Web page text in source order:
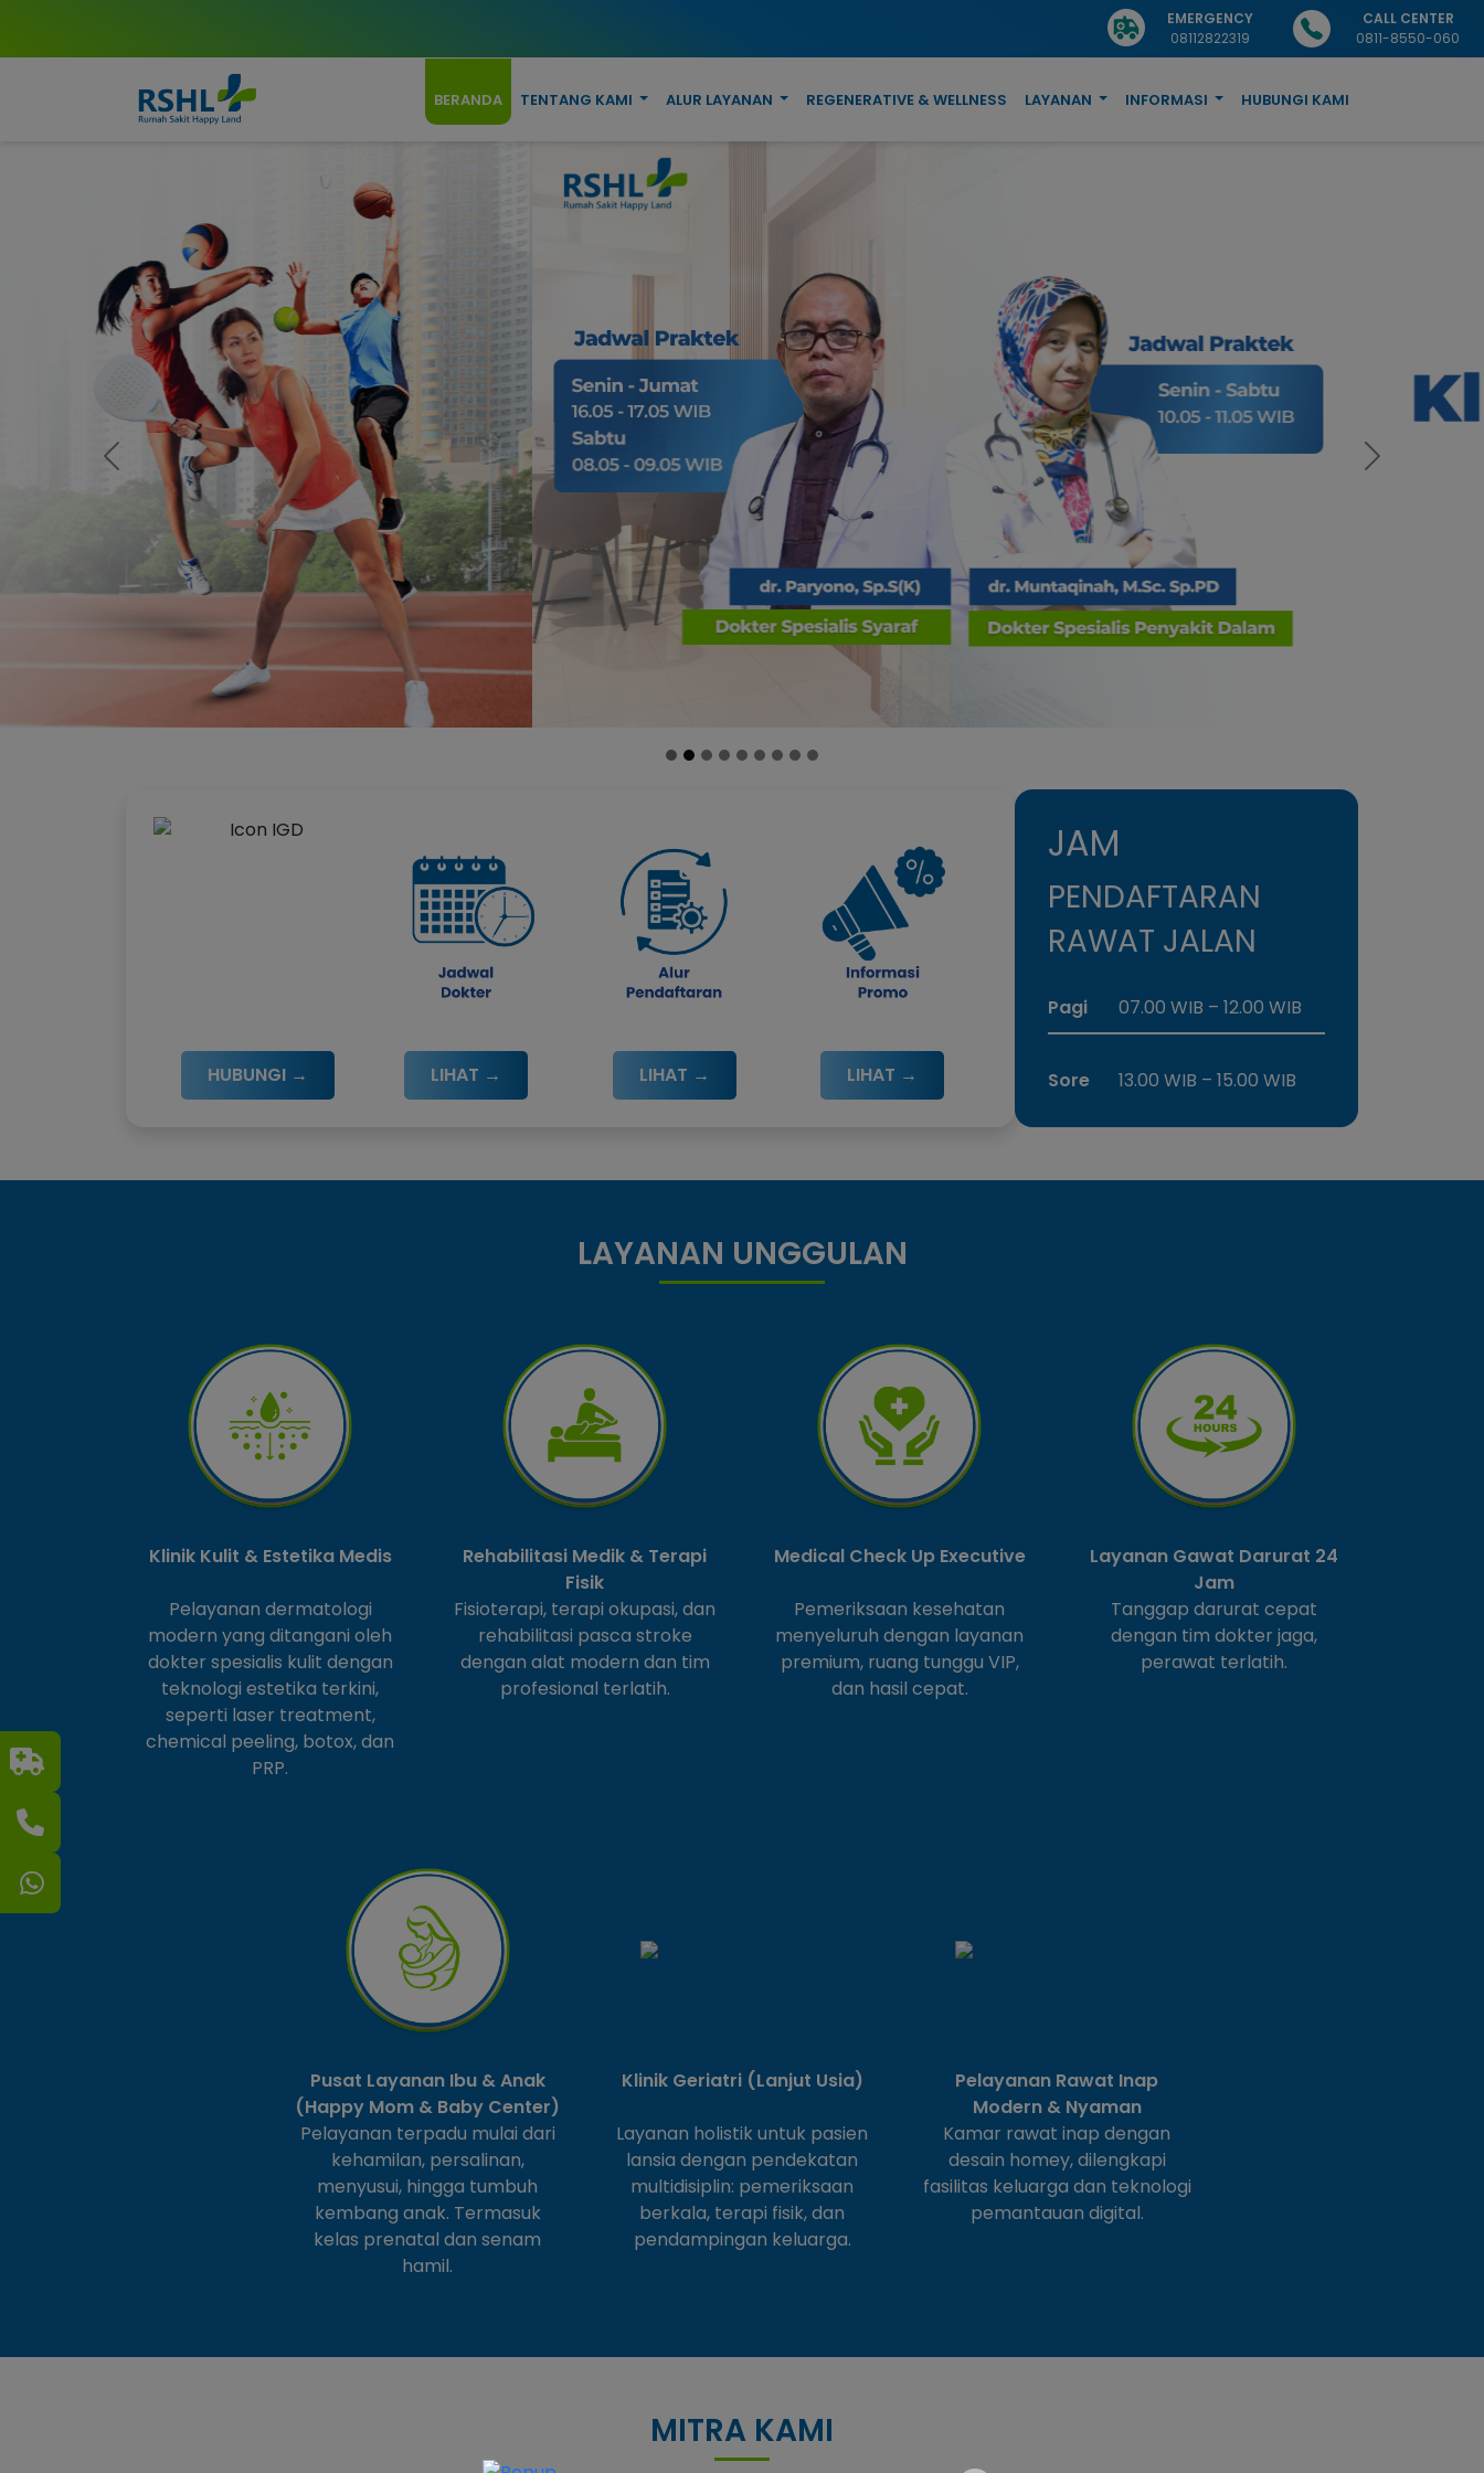
EMERGENCY
08112822319
CALL CENTER
0811-8550-060
BERANDA TENTANG KAMI ALUR LAYANAN REGENERATIVE & WELLNESS LAYANAN INFORMASI HUBUNGI KAMI
HUBUNGI → LIHAT → LIHAT → LIHAT →
JAM
PENDAFTARAN
RAWAT JALAN
Pagi 07.00 WIB – 12.00 WIB
Sore 13.00 WIB – 15.00 WIB
LAYANAN UNGGULAN
Klinik Kulit & Estetika Medis
Pelayanan dermatologi
modern yang ditangani oleh
dokter spesialis kulit dengan
teknologi estetika terkini,
seperti laser treatment,
chemical peeling, botox, dan
PRP.
Rehabilitasi Medik & Terapi
Fisik
Fisioterapi, terapi okupasi, dan
rehabilitasi pasca stroke
dengan alat modern dan tim
profesional terlatih.
Medical Check Up Executive
Pemeriksaan kesehatan
menyeluruh dengan layanan
premium, ruang tunggu VIP,
dan hasil cepat.
Layanan Gawat Darurat 24
Jam
Tanggap darurat cepat
dengan tim dokter jaga,
perawat terlatih.
Pusat Layanan Ibu & Anak
(Happy Mom & Baby Center)
Pelayanan terpadu mulai dari
kehamilan, persalinan,
menyusui, hingga tumbuh
kembang anak. Termasuk
kelas prenatal dan senam
hamil.
Klinik Geriatri (Lanjut Usia)
Layanan holistik untuk pasien
lansia dengan pendekatan
multidisiplin: pemeriksaan
berkala, terapi fisik, dan
pendampingan keluarga.
Pelayanan Rawat Inap
Modern & Nyaman
Kamar rawat inap dengan
desain homey, dilengkapi
fasilitas keluarga dan teknologi
pemantauan digital.
MITRA KAMI